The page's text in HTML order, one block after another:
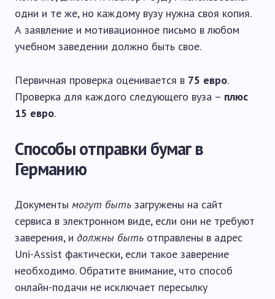
одни и те же, но каждому вузу нужна своя копия.
А заявление и мотивационное письмо в любом
учебном заведении должно быть свое.
Первичная проверка оценивается в 75 евро.
Проверка для каждого следующего вуза – плюс
15 евро.
Способы отправки бумаг в
Германию
Документы могут быть загружены на сайт
сервиса в электронном виде, если они не требуют
заверения, и должны быть отправлены в адрес
Uni-Assist фактически, если такое заверение
необходимо. Обратите внимание, что способ
онлайн-подачи не исключает пересылку